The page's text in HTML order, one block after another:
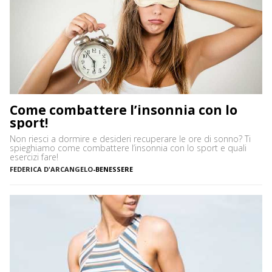
Come combattere l’insonnia con lo
sport!
Non riesci a dormire e desideri recuperare le ore di sonno? Ti
spieghiamo come combattere l’insonnia con lo sport e quali
esercizi fare!
FEDERICA D'ARCANGELO-BENESSERE